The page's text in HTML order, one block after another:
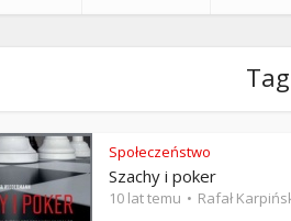
Społeczeństwo
Szachy i poker
10 lat temu Rafał